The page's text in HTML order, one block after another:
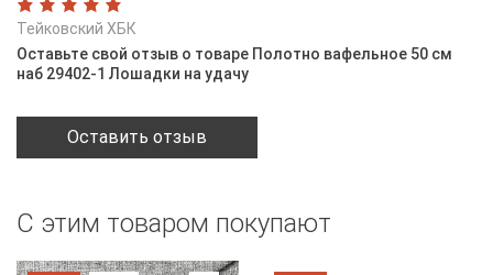
Тейковский ХБК
Оставьте свой отзыв о товаре Полотно вафельное 50 см
наб 29402-1 Лошадки на удачу
Оставить отзыв
С этим товаром покупают